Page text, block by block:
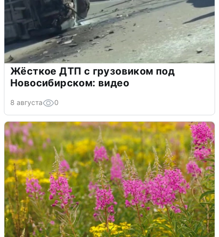
Жёсткое ДТП с грузовиком под
Новосибирском: видео
8 августа 0